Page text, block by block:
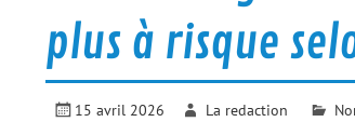
plus à risque
15 avril 2026 La redaction